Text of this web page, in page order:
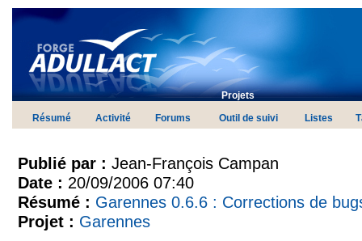
Projets
Résumé Activité Forums Outil de suivi Listes
Publié par : Jean-François Campan
Date : 20/09/2006 07:40
Résumé : Garennes 0.6.6 : Corrections de
Projet : Garennes